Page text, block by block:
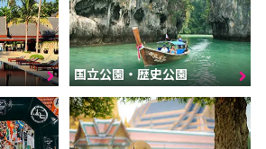
国立公園・歴史公園